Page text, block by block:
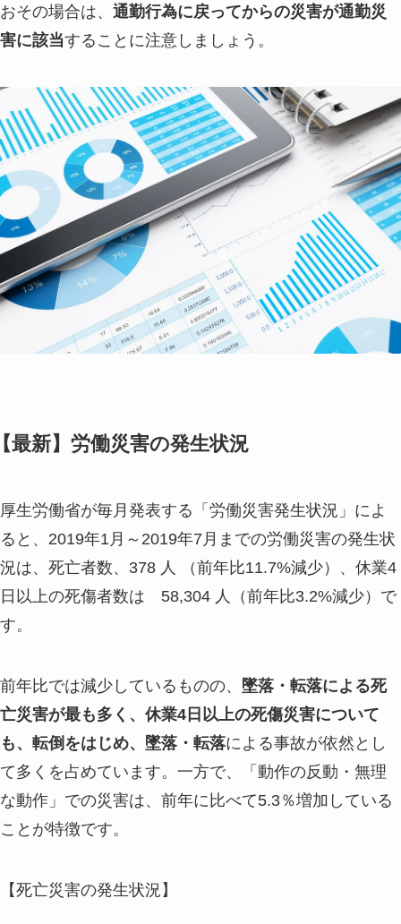
おその場合は、 通勤行為に戻ってからの災害が通勤災
害に該当することに注意しましょう。
最新】労働災害の発生状況
厚生労働省が毎月発表する「労働災害発生状況」によ
ると、2019年1月～2019年7月までの労働災害の発生状
況は、死亡者数、378 人 （前年比11.7%減少）、休業4
日以上の死傷者数は 58,304 人（前年比3.2%減少）で
す。
前年比では減少しているものの、 墜落・転落による死
亡災害が最も多く、休業4日以上の死傷災害について
も、転倒をはじめ、墜落・転落による事故が依然とし
て多くを占めています。一方で、「動作の反動・無理
な動作」での災害は、前年に比べて5.3％増加している
ことが特徴です。
【死亡災害の発生状況】